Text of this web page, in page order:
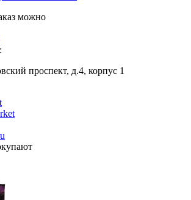
можно
проспект, д.4, корпус 1